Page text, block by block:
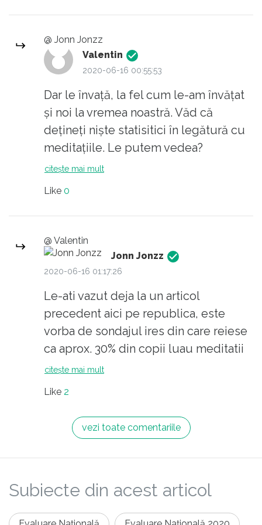
moment ce am cazut de acord ca acel
unic standard... tocmai ca nu exista?
@ Jonn Jonzz
Valentin
2020-06-16 00:55:53
Dar le învaţă, la fel cum le-am învăţat
şi noi la vremea noastră. Văd că
deţineţi nişte statisitici în legătură cu
meditaţiile. Le putem vedea?
P.S.: Hm, se pare că opiniile despre
implicate în educaţie care blamează
sistemul. Aţi avut timp să parcurgeţi
linkurile pe care vi le-am oferit? Ceva
comentarii?
citește mai mult
Like 0
@ Valentin
Jonn Jonzz
2020-06-16 01:17:26
Le-ati vazut deja la un articol
precedent aici pe republica, este
vorba de sondajul ires din care reiese
ca aprox. 30% din copii luau meditatii
inainte de ugenta, 8% in starea de
ex. sa treaca de la nota 8 la nota 10) si
pe cei care chiar au nevoie de
vechi pe care chiar dvs. l-ati adus in
citește mai mult
Like 2
vezi toate comentariile
Subiecte din acest articol